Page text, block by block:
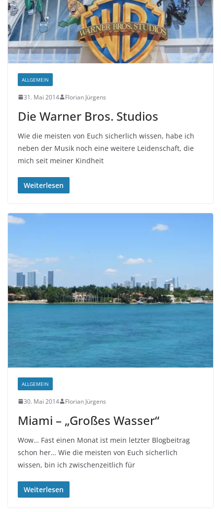
ALLGEMEIN
31. Mai 2014 Florian Jürgens
Die Warner Bros. Studios
Wie die meisten von Euch sicherlich wissen, habe ich
neben der Musik noch eine weitere Leidenschaft, die
mich seit meiner Kindheit
Weiterlesen
ALLGEMEIN
30. Mai 2014 Florian Jürgens
Miami – „Großes Wasser“
Wow… Fast einen Monat ist mein letzter Blogbeitrag
schon her… Wie die meisten von Euch sicherlich
wissen, bin ich zwischenzeitlich für
Weiterlesen